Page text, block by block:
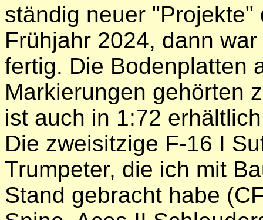
ständig neuer
Frühjahr 2024, dann
fertig. Die Bodenplatten
Markierungen gehörten
ist auch in 1:72
Die zweisitzige F-16 I
Trumpeter, die ich mit
Stand gebracht habe